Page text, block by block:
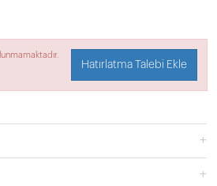
Hatırlatma Talebi Ekle